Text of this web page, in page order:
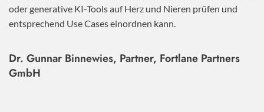
oder generative KI-Tools auf Herz und Nieren prüfen und
entsprechend Use Cases einordnen kann.
Dr. Gunnar Binnewies, Partner, Fortlane Partners
GmbH